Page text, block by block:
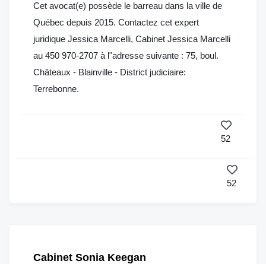
Cet avocat(e) possède le barreau dans la ville de
Québec depuis 2015. Contactez cet expert
juridique Jessica Marcelli, Cabinet Jessica Marcelli
au 450 970-2707 à l"adresse suivante : 75, boul.
Châteaux - Blainville - District judiciaire:
Terrebonne.
52
52
Cabinet Sonia Keegan